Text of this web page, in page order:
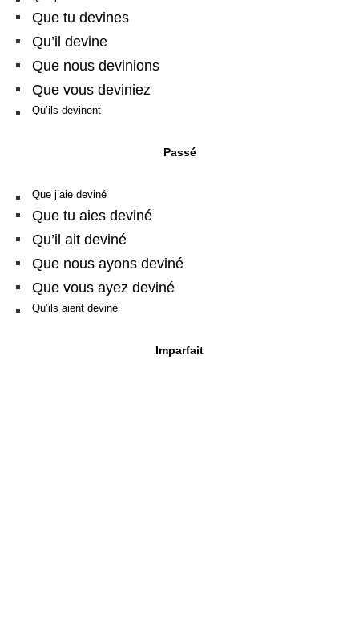
Que tu devines
Qu’il devine
Que nous devinions
Que vous deviniez
Qu’ils devinent
Passé
Que j’aie deviné
Que tu aies deviné
Qu’il ait deviné
Que nous ayons deviné
Que vous ayez deviné
Qu’ils aient deviné
Imparfait